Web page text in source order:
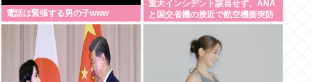
電話は緊張する男の子www
重大インシデント該当せず、ANA
と国交省機の接近で航空機衝突防
止装置（TCAS）の警報が作動し
たトラブル、羽田空港沖、全日空